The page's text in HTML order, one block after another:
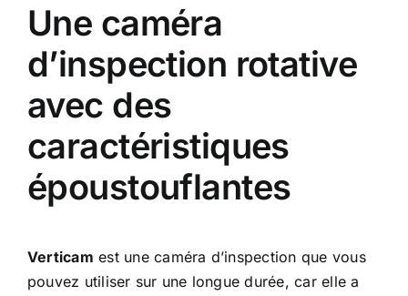
Une caméra
d’inspection rotative
avec des
caractéristiques
époustouflantes
Verticam est une caméra d’inspection que vous
pouvez utiliser sur une longue durée, car elle a